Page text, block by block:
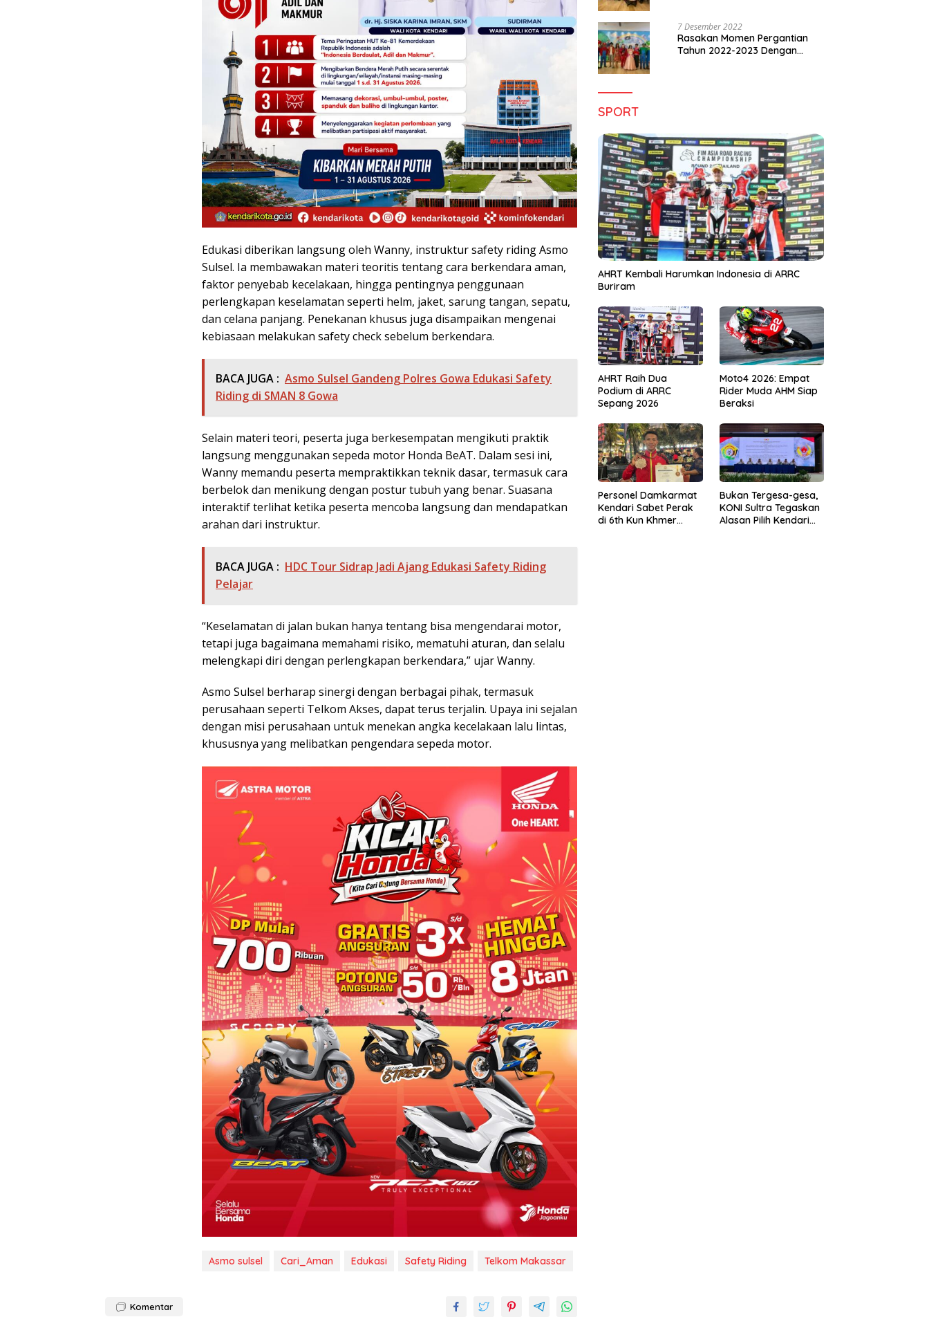
Edukasi diberikan langsung oleh Wanny, instruktur safety riding Asmo
Sulsel. Ia membawakan materi teoritis tentang cara berkendara aman,
faktor penyebab kecelakaan, hingga pentingnya penggunaan
perlengkapan keselamatan seperti helm, jaket, sarung tangan, sepatu,
dan celana panjang. Penekanan khusus juga disampaikan mengenai
kebiasaan melakukan safety check sebelum berkendara.
BACA JUGA : Asmo Sulsel Gandeng Polres Gowa Edukasi Safety
Riding di SMAN 8 Gowa
Selain materi teori, peserta juga berkesempatan mengikuti praktik
langsung menggunakan sepeda motor Honda BeAT. Dalam sesi ini,
Wanny memandu peserta mempraktikkan teknik dasar, termasuk cara
berbelok dan menikung dengan postur tubuh yang benar. Suasana
interaktif terlihat ketika peserta mencoba langsung dan mendapatkan
arahan dari instruktur.
BACA JUGA : HDC Tour Sidrap Jadi Ajang Edukasi Safety Riding
Pelajar
“Keselamatan di jalan bukan hanya tentang bisa mengendarai motor,
tetapi juga bagaimana memahami risiko, mematuhi aturan, dan selalu
melengkapi diri dengan perlengkapan berkendara,” ujar Wanny.
Asmo Sulsel berharap sinergi dengan berbagai pihak, termasuk
perusahaan seperti Telkom Akses, dapat terus terjalin. Upaya ini sejalan
dengan misi perusahaan untuk menekan angka kecelakaan lalu lintas,
khususnya yang melibatkan pengendara sepeda motor.
Asmo sulsel Cari_Aman Edukasi Safety Riding Telkom Makassar
Komentar
7 Desember 2022
Rasakan Momen Pergantian
Tahun 2022-2023 Dengan
SPORT
AHRT Kembali Harumkan Indonesia di ARRC
Buriram
AHRT Raih Dua
Podium di ARRC
Sepang 2026
Moto4 2026: Empat
Rider Muda AHM Siap
Beraksi
Personel Damkarmat
Kendari Sabet Perak
di 6th Kun Khmer
Bukan Tergesa-gesa,
KONI Sultra Tegaskan
Alasan Pilih Kendari